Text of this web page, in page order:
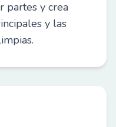
partes y crea
y las